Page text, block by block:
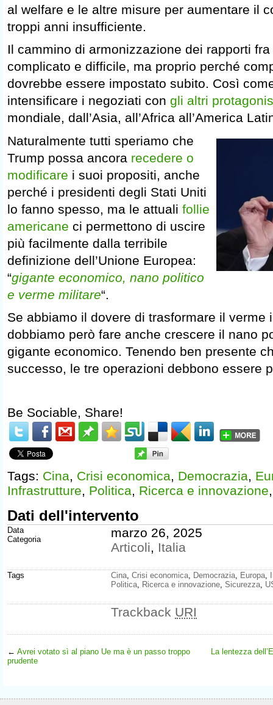
al welfare e le altre misure per aumentare il
troppi anni insufficiente.
Il cammino di armonizzazione dei rapporti
complicato e difficile, ma proprio perché
dovrebbe essere impostato subito. Così
intensificare i negoziati con gli altri
mondiale, dall’Asia, all’Africa all’America
Naturalmente tutti speriamo che
Trump possa ancora recedere o
modificare i suoi propositi, anche
perché i presidenti degli Stati Uniti
lo fanno spesso, ma le attuali follie
americane ci permettono di uscire
più facilmente dalla terribile
definizione dell’Unione Europea:
“gigante economico, nano politico
e verme militare“.
Se abbiamo il dovere di trasformare il verme
dobbiamo però fare anche crescere il nano
gigante economico. Tenendo ben presente
successo, le tre operazioni debbono essere
Be Sociable, Share!
Tags: Cina, Crisi economica, Democrazia,
Infrastrutture, Politica, Ricerca e innovazione
Dati dell'intervento
Data
Categoria
marzo 26, 2025
Articoli, Italia
Tags Cina Crisi economica Democrazia Europa
Politica
Ricerca e innovazione Sicurezza
Trackback URI
← Avrei votato sì al piano Ue ma è un passo troppo
prudente
La lentezza